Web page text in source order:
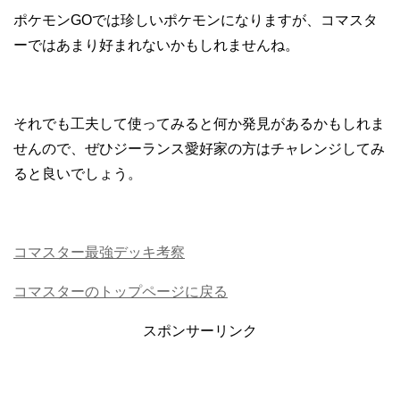
ポケモンGOでは珍しいポケモンになりますが、コマスタ
ーではあまり好まれないかもしれませんね。
それでも工夫して使ってみると何か発見があるかもしれま
せんので、ぜひジーランス愛好家の方はチャレンジしてみ
ると良いでしょう。
コマスター最強デッキ考察
コマスターのトップページに戻る
スポンサーリンク